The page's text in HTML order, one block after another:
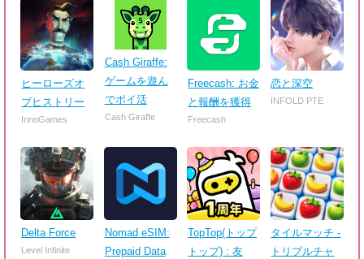
ヒーローズオ
ブヒストリー
InnoGames
Cash Giraffe:
ゲームを遊ん
でポイ活
Cash Giraffe
Freecash: お金
と報酬を獲得
Freecash
恋と深空
INFOLD PTE
Delta Force
Level Infinite
Nomad eSIM:
Prepaid Data
TopTop(トップ
トップ) : 友
タイルマッチ -
トリプルチャ